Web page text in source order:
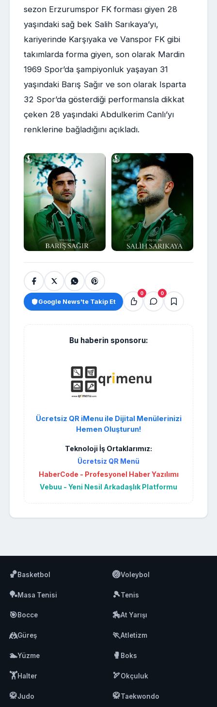
sezon Erzurumspor FK forması giyen 28
yaşındaki sağ bek Salih Sarıkaya’yı,
kariyerinde Karşıyaka ve Vanspor FK gibi
takımlarda forma giyen, son olarak Mardin
1969 Spor’da şampiyonluk yaşayan 31
yaşındaki Barış Sağır ve son olarak Isparta
32 Spor’da gösterdiği performansla dikkat
çeken 28 yaşındaki Abdulkerim Canlı’yı
renklerine bağladığını açıkladı.
Google News'te Takip Et
0 0
Bu haberin sponsoru:
Ücretsiz QR iMenu ile Dijital Menülerinizi
Hemen Oluşturun!
Teknoloji İş Ortaklarımız:
Ücretsiz QR Menü
HaberCode - Profesyonel Haber Yazılımı
Vebuu - Yeni Nesil Arkadaşlık Platformu
🏀Basketbol 🏐Voleybol
🏓Masa Tenisi 🎾Tenis
🎯Bocce 🏇At Yarışı
🤼Güreş 🏃Atletizm
🏊Yüzme 🥊 Boks
🏋️Halter 🏹Okçuluk
🥋Judo 🥋Taekwondo